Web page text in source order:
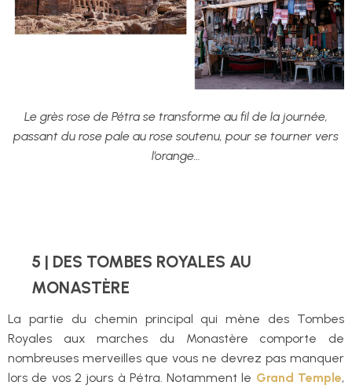
Le grès rose de Pétra se transforme au fil de la journée,
passant du rose pale au rose soutenu, pour se tourner vers
l’orange…
5 | DES TOMBES ROYALES AU
MONASTÈRE
La partie du chemin principal qui mène des Tombes
Royales aux marches du Monastère comporte de
nombreuses merveilles que vous ne devrez pas manquer
lors de vos 2 jours à Pétra. Notamment le Grand Temple,